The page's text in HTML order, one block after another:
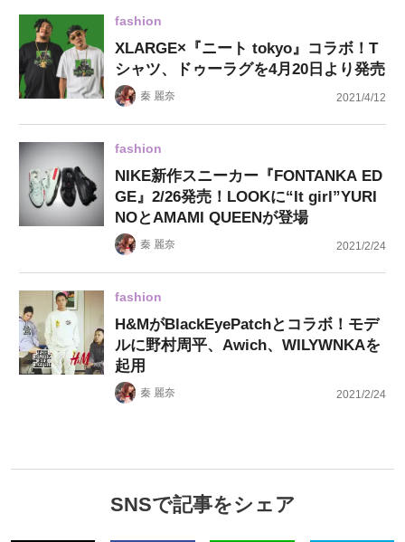
fashion
XLARGE×『ニート tokyo』コラボ！T
シャツ、ドゥーラグを4月20日より発売
秦 麗奈 2021/4/12
fashion
NIKE新作スニーカー『FONTANKA ED
GE』2/26発売！LOOKに“It girl”YURI
NOとAMAMI QUEENが登場
秦 麗奈 2021/2/24
fashion
H&MがBlackEyePatchとコラボ！モデ
ルに野村周平、Awich、WILYWNKAを
起用
秦 麗奈 2021/2/24
SNSで記事をシェア